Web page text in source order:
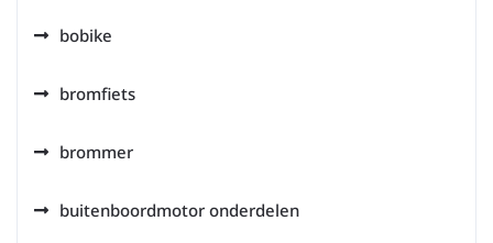
bobike
bromfiets
brommer
buitenboordmotor onderdelen